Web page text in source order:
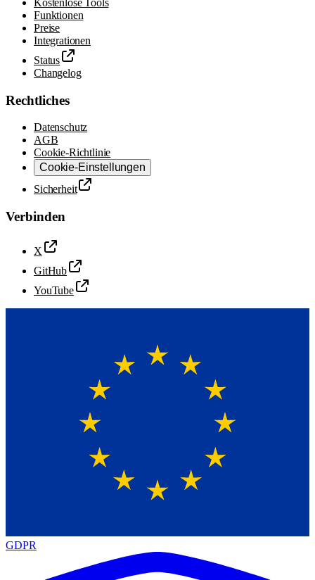
Funktionen
Preise
Integrationen
Status
Changelog
Rechtliches
Datenschutz
AGB
Cookie-Richtlinie
Cookie-Einstellungen
Sicherheit
Verbinden
X
GitHub
YouTube
GDPR